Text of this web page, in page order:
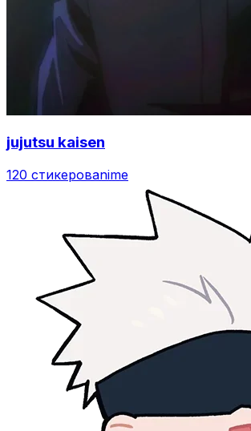
jujutsu kaisen
120 стикеровanime